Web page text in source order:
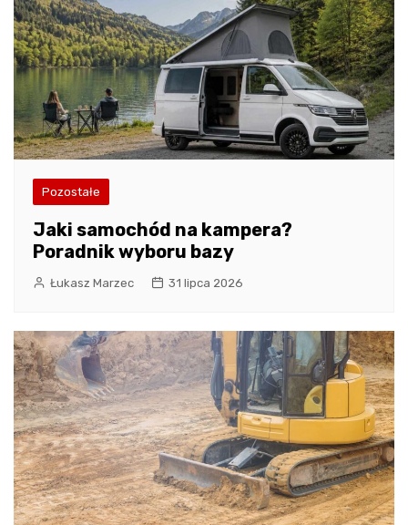
Pozostałe
Jaki samochód na kampera?
Poradnik wyboru bazy
Łukasz Marzec 31 lipca 2026